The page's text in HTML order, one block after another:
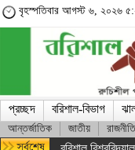
বৃহস্পতিবার আগস্ট ৬, ২০২৬
প্রচ্ছদ বরিশাল-বিভাগ
আন্তর্জাতিক জাতীয় রাজনীতি